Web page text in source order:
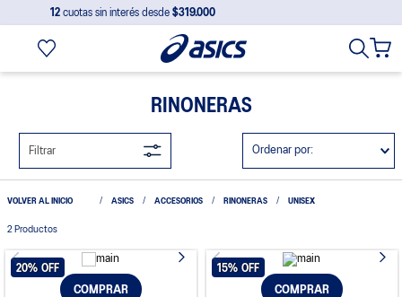
12 cuotas sin interés desde $319.000
RINONERAS
Filtrar Ordenar por
ASICS ACCESORIOS RINONERAS UNISEX
2 Productos
COMPRAR
20% OFF
COMPRAR
15% OFF